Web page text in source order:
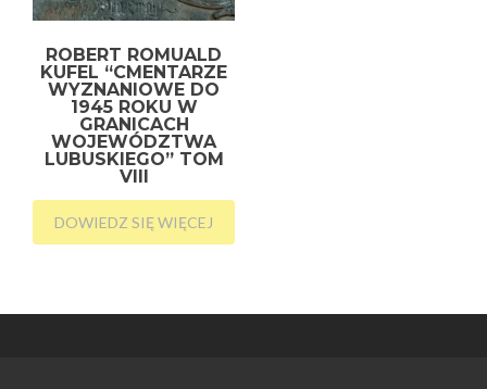
ROBERT ROMUALD
KUFEL “CMENTARZE
WYZNANIOWE DO
1945 ROKU W
GRANICACH
WOJEWÓDZTWA
LUBUSKIEGO” TOM
VIII
DOWIEDZ SIĘ WIĘCEJ